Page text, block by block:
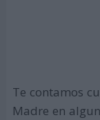
Te contamos
Madre en